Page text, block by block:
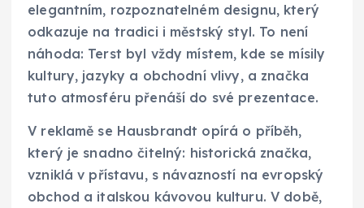
elegantním, rozpoznatelném designu, který
odkazuje na tradici i městský styl. To není
náhoda: Terst byl vždy místem, kde se mísily
kultury, jazyky a obchodní vlivy, a značka
tuto atmosféru přenáší do své prezentace.
V reklamě se Hausbrandt opírá o příběh,
který je snadno čitelný: historická značka,
vzniklá v přístavu, s návazností na evropský
obchod a italskou kávovou kulturu. V době,